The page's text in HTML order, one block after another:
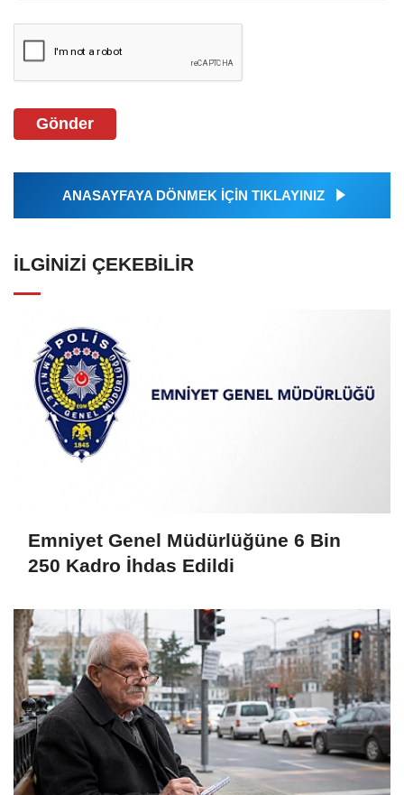
Gönder
ANASAYFAYA DÖNMEK İÇİN TIKLAYINIZ
İLGINIZI ÇEKEBILIR
Emniyet Genel Müdürlüğüne 6 Bin
250 Kadro İhdas Edildi